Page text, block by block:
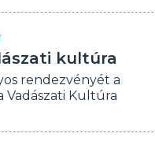
kultúra
rendezvényét a
Vadászati Kultúra